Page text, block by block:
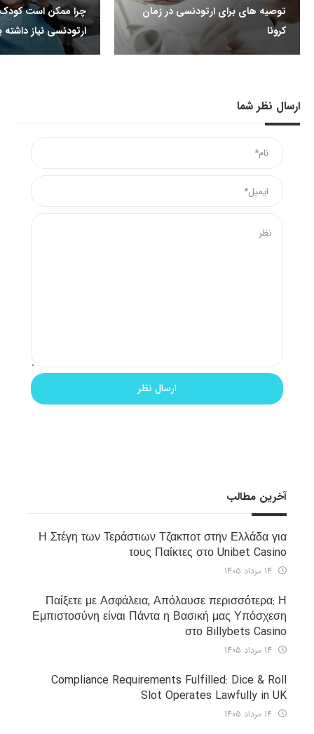
توصیه های برای ارتودنسی در زمان
کرونا
چرا ممکن است
ارتودنسی نیاز داشته
ارسال نظر شما
آخرین مطالب
Η Στέγη των Τεράστιων Τζακποτ στην Ελλάδα για
τους Παίκτες στο Unibet Casino
Παίξετε με Ασφάλεια, Απόλαυσε περισσότερα: Η
Εμπιστοσύνη είναι Πάντα η Βασική μας Υπόσχεση
στο Billybets Casino
Compliance Requirements Fulfilled: Dice & Roll
Slot Operates Lawfully in UK